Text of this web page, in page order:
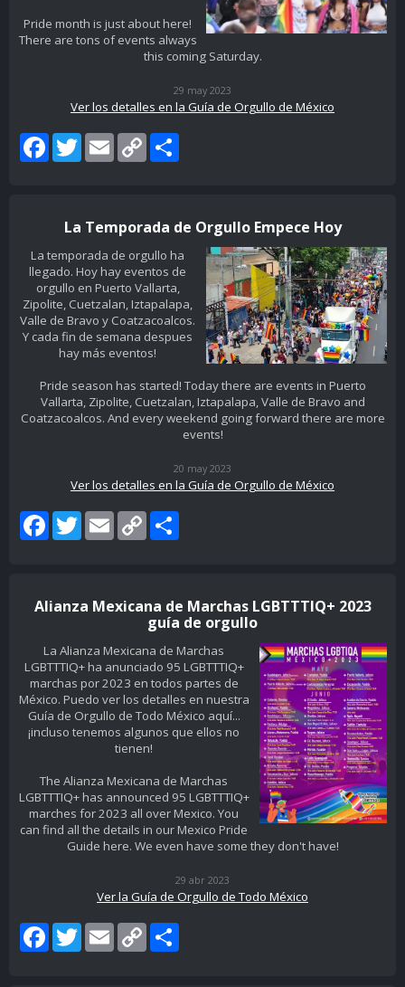
Pride month is just about here!
There are tons of events always
this coming Saturday.
29 may 2023
Ver los detalles en la Guía de Orgullo de México
FacebookTwitterEmail Copy
Link
La Temporada de Orgullo Empece Hoy
La temporada de orgullo ha
llegado. Hoy hay eventos de
orgullo en Puerto Vallarta,
Zipolite, Cuetzalan, Iztapalapa,
Valle de Bravo y Coatzacoalcos.
Y cada fin de semana despues
hay más eventos!
Pride season has started! Today there are events in Puerto
Vallarta, Zipolite, Cuetzalan, Iztapalapa, Valle de Bravo and
Coatzacoalcos. And every weekend going forward there are more
events!
20 may 2023
Ver los detalles en la Guía de Orgullo de México
FacebookTwitterEmail Copy
Link
Alianza Mexicana de Marchas LGBTTTIQ+ 2023
guía de orgullo
La Alianza Mexicana de Marchas
LGBTTTIQ+ ha anunciado 95 LGBTTTIQ+
marchas por 2023 en todos partes de
México. Puedo ver los detalles en nuestra
Guía de Orgullo de Todo México aquí...
¡incluso tenemos algunos que ellos no
tienen!
The Alianza Mexicana de Marchas
LGBTTTIQ+ has announced 95 LGBTTTIQ+
marches for 2023 all over Mexico. You
can find all the details in our Mexico Pride
Guide here. We even have some they don't have!
29 abr 2023
Ver la Guía de Orgullo de Todo México
FacebookTwitterEmail Copy
Link